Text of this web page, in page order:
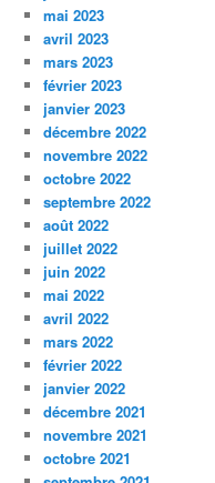
mai 2023
avril 2023
mars 2023
février 2023
janvier 2023
décembre 2022
novembre 2022
octobre 2022
septembre 2022
août 2022
juillet 2022
juin 2022
mai 2022
avril 2022
mars 2022
février 2022
janvier 2022
décembre 2021
novembre 2021
octobre 2021